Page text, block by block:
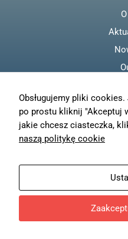
Polityka
© TN KUL - 2023
Obsługujemy pliki
po prostu kliknij "Akceptuj
jakie chcesz ciasteczka,
naszą politykę cookie